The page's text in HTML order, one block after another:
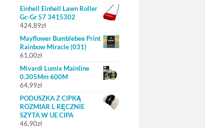
Einhell Einhell Lawn Roller
Gc-Gr 57 3415302
424,89zł
Mayflower Bumblebee Print
Rainbow Miracle (031)
61,00zł
Mivardi Lumix Mainline
0.305Mm 600M
64,99zł
PODUSZKA Z CIPKĄ
ROZMIAR L RĘCZNIE
SZYTA W UE CIPA
46,90zł